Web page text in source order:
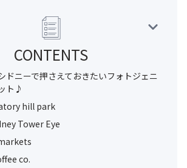
CONTENTS
ドニーで押さえておきたいフォトジェニ
ト♪
hill park
Tower Eye
co.